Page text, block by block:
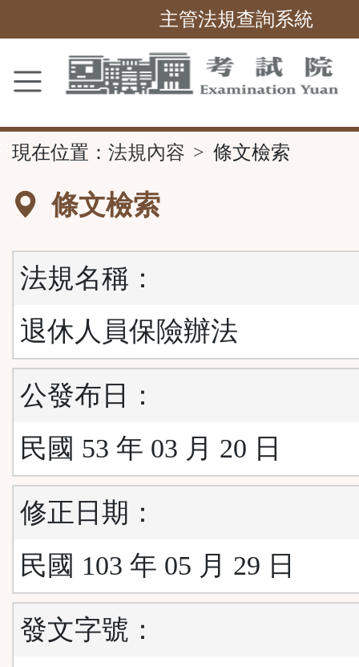
內
容
主管法規查詢系統
現在位置： 法規內容 條文檢索
條文檢索
法規名稱：
退休人員保險辦法
公發布日：
民國 53 年 03 月 20 日
修正日期：
民國 103 年 05 月 29 日
發文字號：